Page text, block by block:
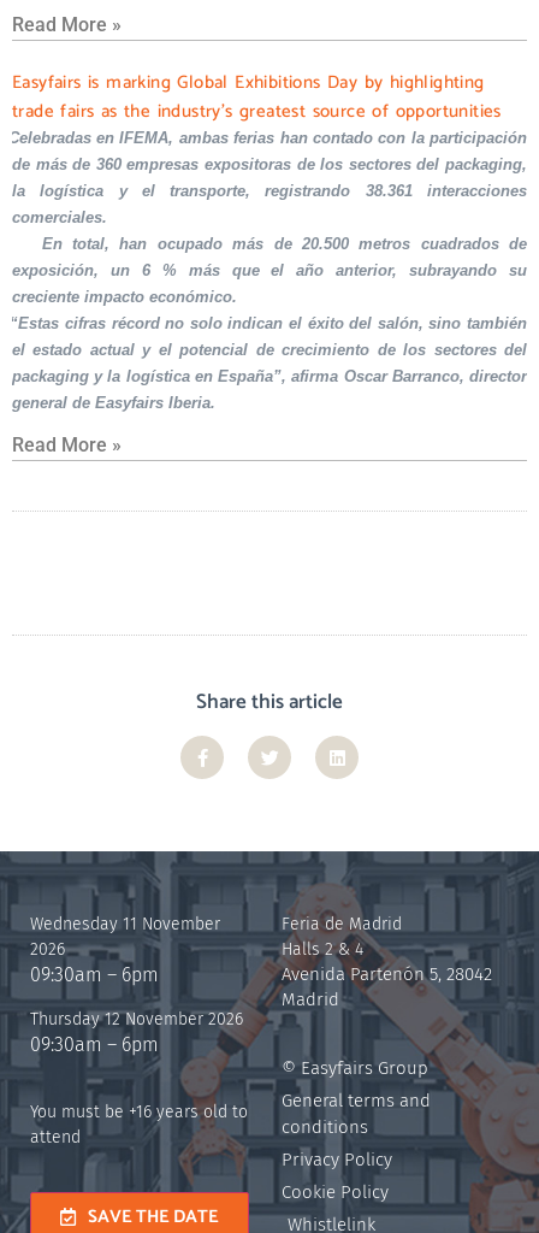
Read More »
Easyfairs is marking Global Exhibitions Day by highlighting
trade fairs as the industry’s greatest source of opportunities
Celebradas en IFEMA, ambas ferias han contado con la participación
de más de 360 empresas expositoras de los sectores del packaging,
la logística y el transporte, registrando 38.361 interacciones
comerciales.
En total, han ocupado más de 20.500 metros cuadrados de
exposición, un 6 % más que el año anterior, subrayando su
creciente impacto económico.
“Estas cifras récord no solo indican el éxito del salón, sino también
el estado actual y el potencial de crecimiento de los sectores del
packaging y la logística en España”, afirma Oscar Barranco, director
general de Easyfairs Iberia.
Read More »
Share this article
Wednesday 11 November
2026
09:30am – 6pm
Thursday 12 November 2026
09:30am – 6pm
You must be +16 years old to
attend
SAVE THE DATE
Feria de Madrid
Halls 2 & 4
Avenida Partenón 5, 28042
Madrid
© Easyfairs Group
General terms and
conditions
Privacy Policy
Cookie Policy
Whistlelink